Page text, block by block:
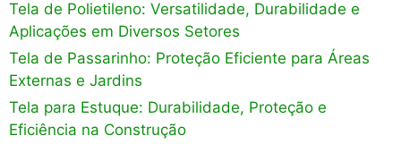
Tela de Polietileno: Versatilidade, Durabilidade e
Aplicações em Diversos Setores
Tela de Passarinho: Proteção Eficiente para Áreas
Externas e Jardins
Tela para Estuque: Durabilidade, Proteção e
Eficiência na Construção